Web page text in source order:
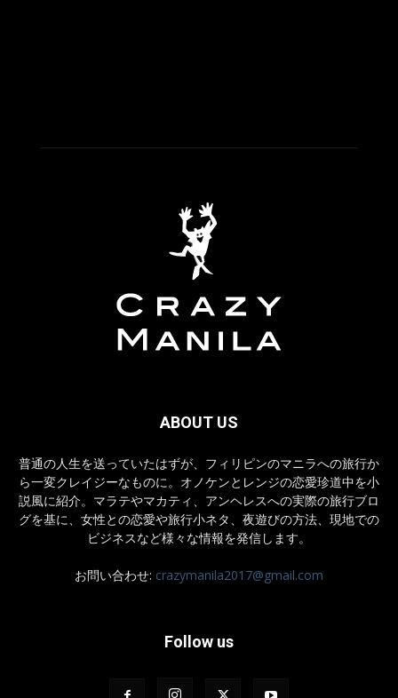
ABOUT US
普通の人生を送っていたはずが、フィリピンのマニラへの旅行か
ら一変クレイジーなものに。オノケンとレンジの恋愛珍道中を小
説風に紹介。マラテやマカティ、アンヘレスへの実際の旅行ブロ
グを基に、女性との恋愛や旅行小ネタ、夜遊びの方法、現地での
ビジネスなど様々な情報を発信します。
お問い合わせ: crazymanila2017@gmail.com
Follow us